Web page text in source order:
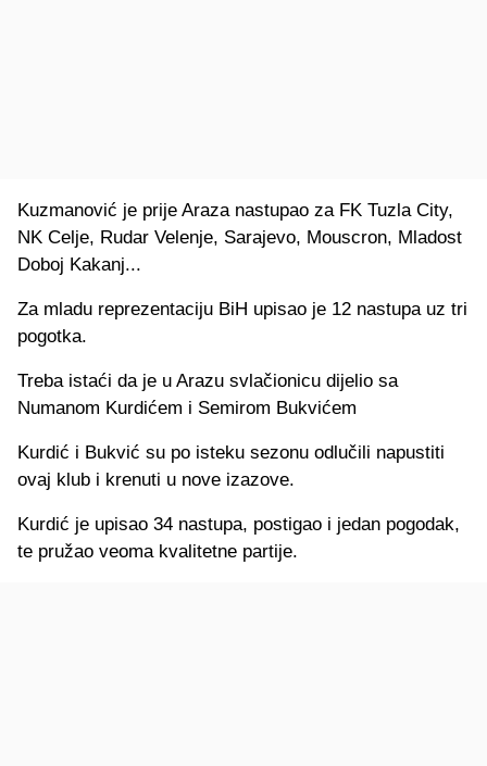
Kuzmanović je prije Araza nastupao za FK Tuzla City,
NK Celje, Rudar Velenje, Sarajevo, Mouscron, Mladost
Doboj Kakanj...
Za mladu reprezentaciju BiH upisao je 12 nastupa uz tri
pogotka.
Treba istaći da je u Arazu svlačionicu dijelio sa
Numanom Kurdićem i Semirom Bukvićem
Kurdić i Bukvić su po isteku sezonu odlučili napustiti
ovaj klub i krenuti u nove izazove.
Kurdić je upisao 34 nastupa, postigao i jedan pogodak,
te pružao veoma kvalitetne partije.